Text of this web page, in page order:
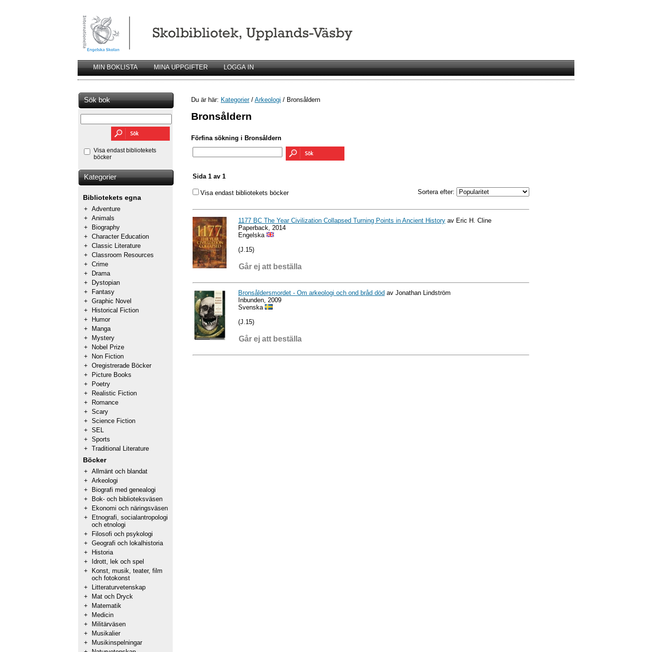
MIN BOKLISTA MINA UPPGIFTER LOGGA IN
Sök bok
Visa endast bibliotekets
böcker
Kategorier
Bibliotekets egna
+ Adventure
+ Animals
+
Biography
+ Character Education
+ Classic Literature
+ Classroom Resources
+ Crime
+
Drama
+
Dystopian
+
Fantasy
+ Graphic Novel
+
Historical Fiction
+
Humor
+
Manga
+
Mystery
+
Nobel Prize
+
Non Fiction
+ Oregistrerade Böcker
+
Picture Books
+
Poetry
+
Realistic Fiction
+
Romance
+ Scary
+ Science Fiction
+ SEL
+ Sports
+ Traditional Literature
Böcker
+ Allmänt och blandat
+ Arkeologi
+
Biografi med genealogi
+
Bok- och biblioteksväsen
+
Ekonomi och näringsväsen
+
Etnografi, socialantropologi
och etnologi
+
Filosofi och psykologi
+ Geografi och lokalhistoria
+
Historia
+
Idrott, lek och spel
+
Konst, musik, teater, film
och fotokonst
+
Litteraturvetenskap
+
Mat och Dryck
+
Matematik
+
Medicin
+
Militärväsen
+
Musikalier
+
Musikinspelningar
Du är här: Kategorier/ Arkeologi / Bronsåldern
Bronsåldern
Förfina sökning i Bronsåldern
Sida 1 av 1
Visa endast bibliotekets böcker Sortera efter:
1177 BC The Year Civilization Collapsed Turning Points in Ancient History av Eric H. Cline
Paperback, 2014
Engelska
(J.15)
Går ej att beställa
Bronsåldersmordet - Om arkeologi och ond bråd död av Jonathan Lindström
Inbunden, 2009
Svenska
(J.15)
Går ej att beställa